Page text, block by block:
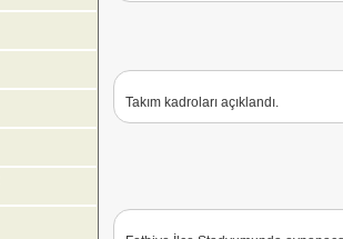
Takım kadroları açıklandı.